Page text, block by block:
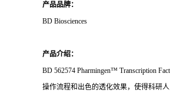
产品品牌：
BD Biosciences
产品介绍：
BD 562574 Pharmingen™ Transcription
操作流程和出色的透化效果，使得科研